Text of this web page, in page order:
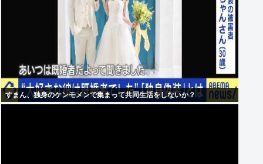
すまん、独身のケンモメンで集まって共同生活をしないか？